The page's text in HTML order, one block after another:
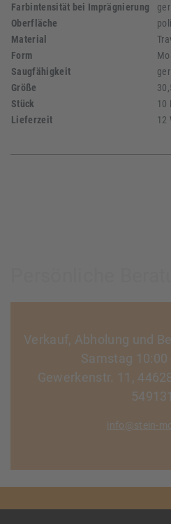
Farbintensität bei Imprägnierung
Oberfläche
Material
Form
Saugfähigkeit
Größe
Stück
10
Lieferzeit
12
Verkauf, Abholung und
Samstag 10:00
Gewerkenstr. 11,
info@stein-